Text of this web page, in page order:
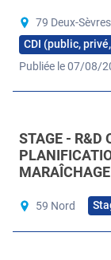
79 Deux-Sèvres
CDI (public,
Publiée le 07/08/
STAGE - R&D
59 Nord